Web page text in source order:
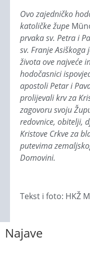
Ovo zajedničko
katoličke župe
prvaka sv. Petra i
sv. Franje
života ove najveće
hodočasnici
apostoli Petar i
prolijevali krv za
zagovoru svoju
redovnice, obitelji,
Kristove Crkve za
putevima
Domovini.
Tekst i foto: HKŽ
Najave